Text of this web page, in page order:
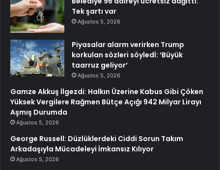
Tek şartı var
Ağustos 5, 2026
Piyasalar alarm verirken Trump
korkulan sözleri söyledİ: ‘Büyük
taarruz geliyor’
Ağustos 5, 2026
Gamze Akkuş İlgezdi: Halkın Üzerine Kabus Gibi Çöken
Yüksek Vergilere Rağmen Bütçe Açığı 942 Milyar Lirayı
Aşmış Durumda
Ağustos 5, 2026
George Russell: Düzlüklerdeki Ciddi Sorun Takım
Arkadaşıyla Mücadeleyi İmkansız Kılıyor
Ağustos 5, 2026